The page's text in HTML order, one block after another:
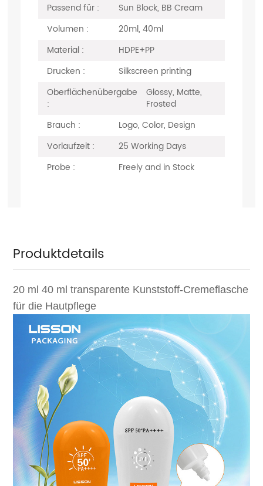
Passend für :
Sun Block, BB Cream
Volumen :
20ml, 40ml
Material :
HDPE+PP
Drucken :
Silkscreen printing
Oberflächenübergabe
:
Glossy, Matte,
Frosted
Brauch :
Logo, Color, Design
Vorlaufzeit :
25 Working Days
Probe :
Freely and in Stock
Produktdetails
20 ml 40 ml transparente Kunststoff-Cremeflasche
für die Hautpflege